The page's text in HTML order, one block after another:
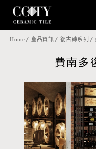
Home 產品資訊 復古磚系列
費南多